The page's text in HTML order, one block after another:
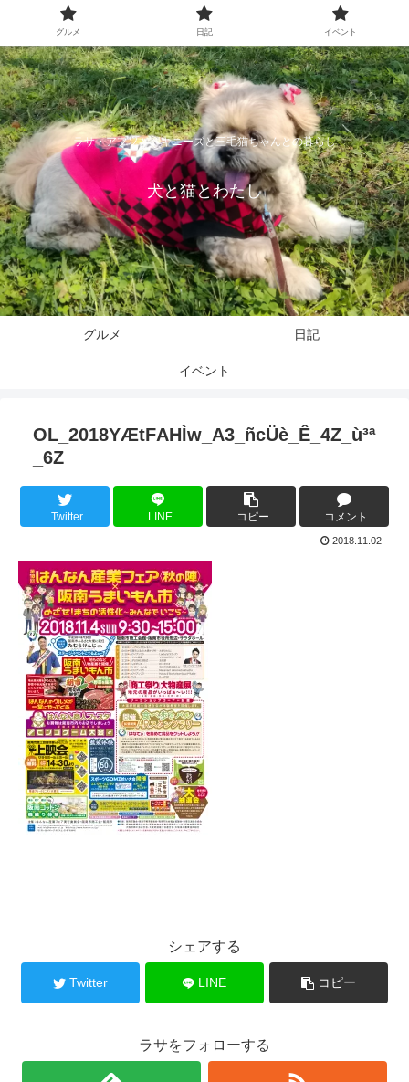
ラサ・アプソとペキニーズと三毛猫ちゃんとの暮らし
犬と猫とわたし
グルメ 日記
イベント
OL_2018YÆtFAHÌw_A3_ñcÜè_Ê_4Z_ù³ª
_6Z
Twitter LINE コピー コメント
2018.11.02
シェアする
Twitter LINE コピー
ラサをフォローする
グルメ 日記 イベント